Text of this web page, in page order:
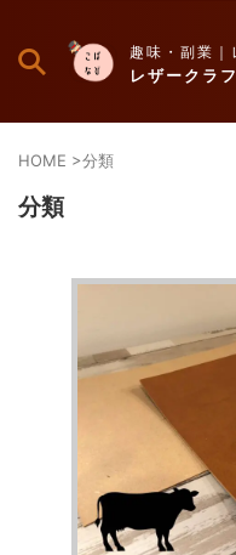
趣味・副業｜
レザークラ
HOME >分類
分類